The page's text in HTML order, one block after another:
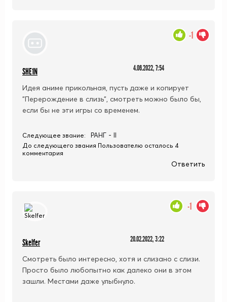
SHE1N 4.06.2022, 7:54
Идея аниме прикольная, пусть даже и копирует
"Перерождение в слизь", смотреть можно было бы,
если бы не эти игры со временем.
-1
Следующее звание: РАНГ - II
До следующего звания Пользователю осталось 4
комментария
Ответить
Skelfer 20.02.2022, 3:22
Смотреть было интересно, хотя и слизано с слизи.
Просто было любопытно как далеко они в этом
зашли. Местами даже улыбнуло.
-1